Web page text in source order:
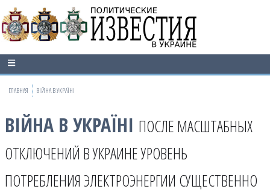
ГЛАВНАЯ ВІЙНА В УКРАЇНІ
ВІЙНА В УКРАЇНІ ПОСЛЕ МАСШТАБНЫХ
ОТКЛЮЧЕНИЙ В УКРАИНЕ УРОВЕНЬ
ПОТРЕБЛЕНИЯ ЭЛЕКТРОЭНЕРГИИ СУЩЕСТВЕННО